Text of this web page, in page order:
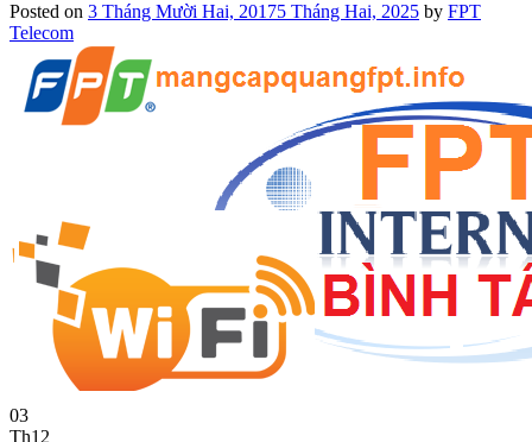
Posted on 3 Tháng Mười Hai, 20175 Tháng Hai, 2025 by FPT
Telecom
03
Th12